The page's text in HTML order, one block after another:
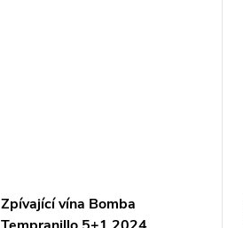
Zpívající vína Bomba